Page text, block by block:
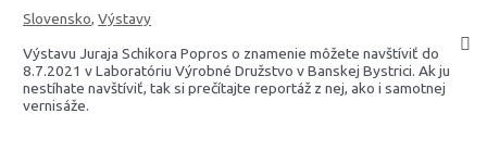
Slovensko,Výstavy
Výstavu Juraja Schikora Popros o znamenie môžete navštíviť do
8.7.2021 v Laboratóriu Výrobné Družstvo v Banskej Bystrici. Ak ju
nestíhate navštíviť, tak si prečítajte reportáž z nej, ako i samotnej
vernisáže.